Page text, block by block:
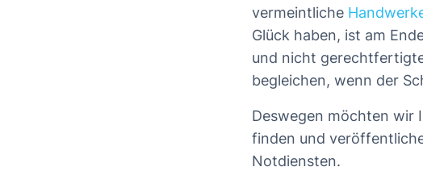
vermeintliche
Glück haben, ist am
und nicht
begleichen, wenn der
Deswegen möchten wir
finden und
Notdiensten.